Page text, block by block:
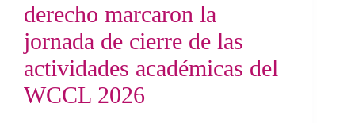
derecho marcaron la
jornada de cierre de las
actividades académicas del
WCCL 2026